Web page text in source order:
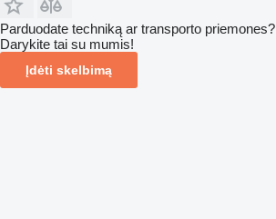
Parduodate techniką ar transporto priemones?
Darykite tai su mumis!
Įdėti skelbimą